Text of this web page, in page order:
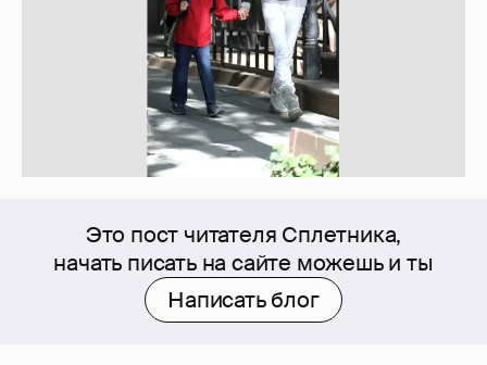
Это пост читателя Сплетника,
начать писать на сайте можешь и ты
Написать блог